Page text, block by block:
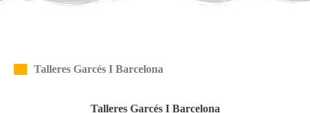
Talleres Garcés I Barcelona
Talleres Garcés I Barcelona